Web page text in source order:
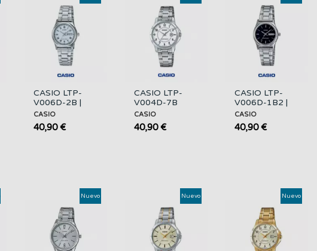
CASIO LTP-
V006D-2B |
Collection –
Reloj Analógico
Esfera Azul...
CASIO
40,90 €
CASIO LTP-
V004D-7B
Mujer | Esfera
Blanca y Acero
CASIO
40,90 €
CASIO LTP-
V006D-1B2 |
Collection –
Reloj Analógico
Esfera...
CASIO
40,90 €
Nuevo Nuevo Nuevo